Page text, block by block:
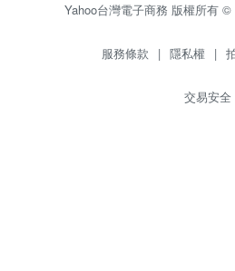
Yahoo台灣電子商務 版權所有
服務條款 | 隱私權 |
交易安全